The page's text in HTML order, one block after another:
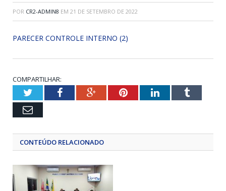
POR CR2-ADMIN8 EM 21 DE SETEMBRO DE 2022
PARECER CONTROLE INTERNO (2)
COMPARTILHAR:
TwitterFacebookGoogle+PinterestLinkedInTumblr
Email
CONTEÚDO RELACIONADO